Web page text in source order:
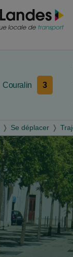
Couralin 3
Se déplacer